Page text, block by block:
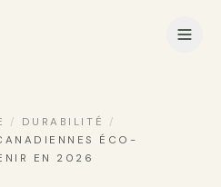
/ DURABILITÉ
/
ÉCO-
EN 2026